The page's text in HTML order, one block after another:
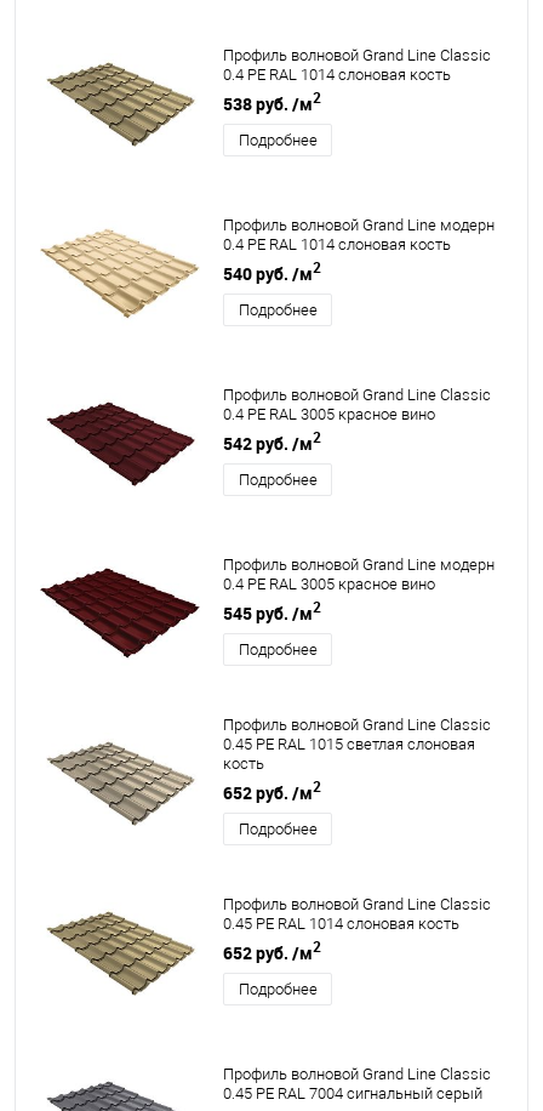
Профиль волновой Grand Line Classic
0.4 PE RAL 1014 слоновая кость
538 руб. /м2
Подробнее
Профиль волновой Grand Line модерн
0.4 PE RAL 1014 слоновая кость
540 руб. /м2
Подробнее
Профиль волновой Grand Line Classic
0.4 PE RAL 3005 красное вино
542 руб. /м2
Подробнее
Профиль волновой Grand Line модерн
0.4 PE RAL 3005 красное вино
545 руб. /м2
Подробнее
Профиль волновой Grand Line Classic
0.45 PE RAL 1015 светлая слоновая
кость
652 руб. /м2
Подробнее
Профиль волновой Grand Line Classic
0.45 PE RAL 1014 слоновая кость
652 руб. /м2
Подробнее
Профиль волновой Grand Line Classic
0.45 PE RAL 7004 сигнальный серый